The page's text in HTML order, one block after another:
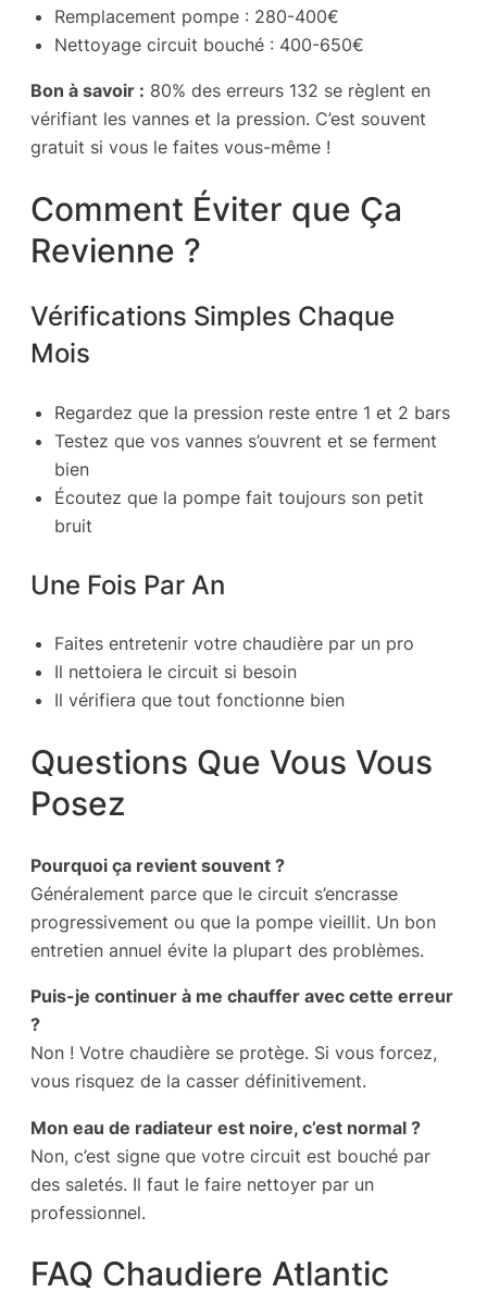
Remplacement pompe : 280-400€
Nettoyage circuit bouché : 400-650€
Bon à savoir : 80% des erreurs 132 se règlent en
vérifiant les vannes et la pression. C’est souvent
gratuit si vous le faites vous-même !
Comment Éviter que Ça
Revienne ?
Vérifications Simples Chaque
Mois
Regardez que la pression reste entre 1 et 2 bars
Testez que vos vannes s’ouvrent et se ferment
bien
Écoutez que la pompe fait toujours son petit
bruit
Une Fois Par An
Faites entretenir votre chaudière par un pro
Il nettoiera le circuit si besoin
Il vérifiera que tout fonctionne bien
Questions Que Vous Vous
Posez
Pourquoi ça revient souvent ?
Généralement parce que le circuit s’encrasse
progressivement ou que la pompe vieillit. Un bon
entretien annuel évite la plupart des problèmes.
Puis-je continuer à me chauffer avec cette erreur
?
Non ! Votre chaudière se protège. Si vous forcez,
vous risquez de la casser définitivement.
Mon eau de radiateur est noire, c’est normal ?
Non, c’est signe que votre circuit est bouché par
des saletés. Il faut le faire nettoyer par un
professionnel.
FAQ Chaudiere Atlantic